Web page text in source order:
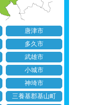
唐津市
多久市
武雄市
小城市
神埼市
三養基郡基山町